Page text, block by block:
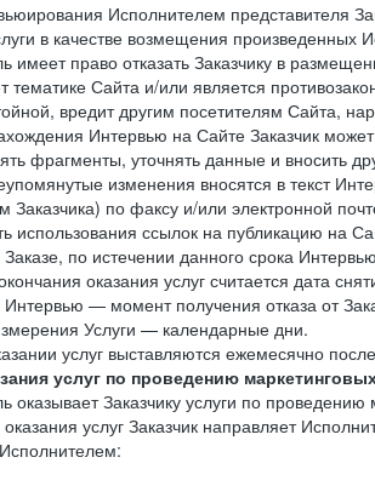
Исполнителем представителя
в качестве возмещения произведенных
имеет право отказать Заказчику в
тематике Сайта и/или является
вредит другим посетителям Сайта,
Интервью на Сайте Заказчик
фрагменты, уточнять данные и вносить
изменения вносятся в текст
Заказчика) по факсу и/или электронной
использования ссылок на публикацию на
Заказе, по истечении данного срока
оказания услуг считается дата
— момент получения отказа от
Услуги — календарные дни.
услуг выставляются ежемесячно
услуг по проведению
оказывает Заказчику услуги по
услуг Заказчик направляет